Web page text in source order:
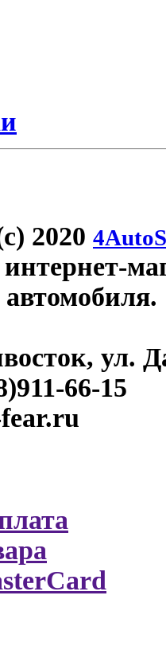
2020
ул.
66-15